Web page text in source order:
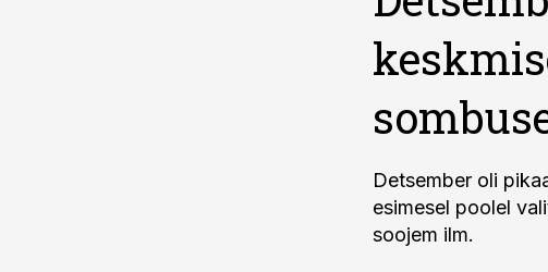
Detsember oli
esimesel poolel
soojem ilm.